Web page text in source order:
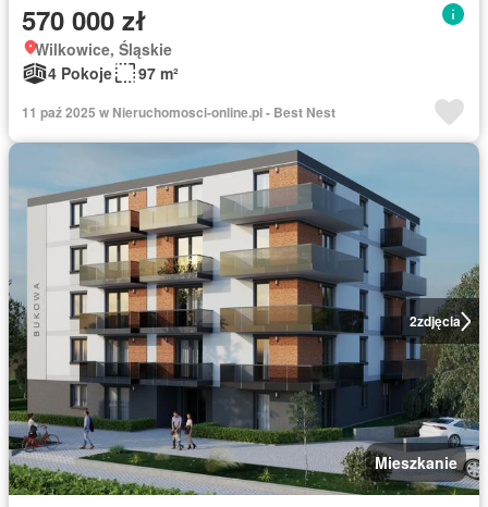
570 000 zł
Wilkowice, Śląskie
4 Pokoje
97 m²
11 paź 2025 w Nieruchomosci-online.pl - Best Nest
2zdjęcia
Mieszkanie